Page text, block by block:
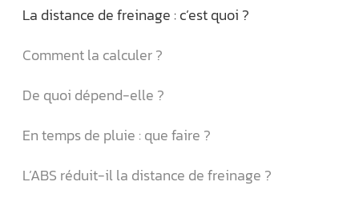
La distance de freinage : c’est quoi ?
Comment la calculer ?
De quoi dépend-elle ?
En temps de pluie : que faire ?
L’ABS réduit-il la distance de freinage ?